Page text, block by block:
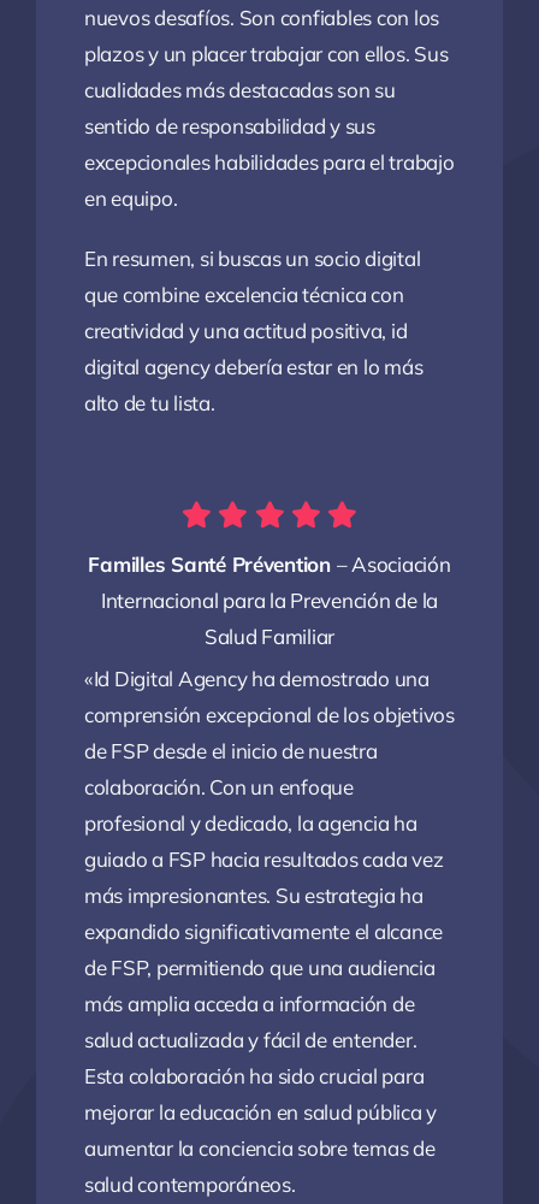
nuevos desafíos. Son confiables con los
plazos y un placer trabajar con ellos. Sus
cualidades más destacadas son su
sentido de responsabilidad y sus
excepcionales habilidades para el trabajo
en equipo.
En resumen, si buscas un socio digital
que combine excelencia técnica con
creatividad y una actitud positiva, id
digital agency debería estar en lo más
alto de tu lista.
Familles Santé Prévention – Asociación
Internacional para la Prevención de la
Salud Familiar
«Id Digital Agency ha demostrado una
comprensión excepcional de los objetivos
de FSP desde el inicio de nuestra
colaboración. Con un enfoque
profesional y dedicado, la agencia ha
guiado a FSP hacia resultados cada vez
más impresionantes. Su estrategia ha
expandido significativamente el alcance
de FSP, permitiendo que una audiencia
más amplia acceda a información de
salud actualizada y fácil de entender.
Esta colaboración ha sido crucial para
mejorar la educación en salud pública y
aumentar la conciencia sobre temas de
salud contemporáneos.